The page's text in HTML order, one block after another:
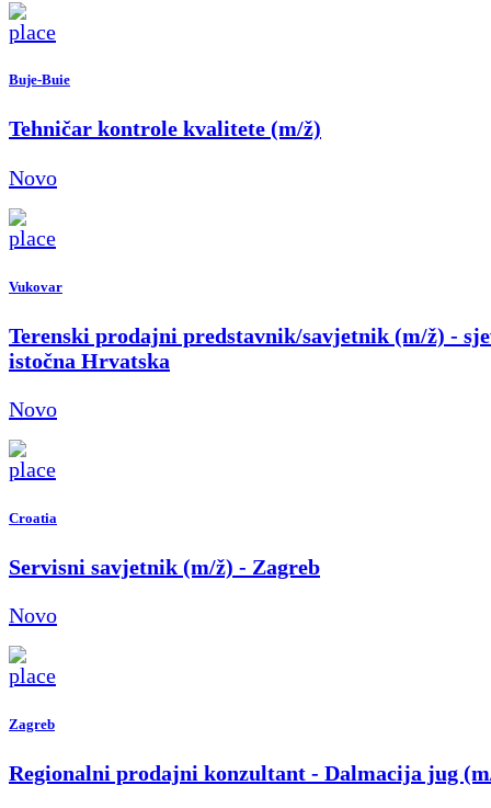
Buje-Buie
Tehničar kontrole kvalitete (m/ž)
Novo
Vukovar
Terenski prodajni predstavnik/savjetnik (m/ž) -
istočna Hrvatska
Novo
Croatia
Servisni savjetnik (m/ž) - Zagreb
Novo
Zagreb
Regionalni prodajni konzultant - Dalmacija jug